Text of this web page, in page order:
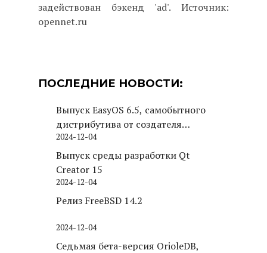
задействован бэкенд 'ad'. Источник:
opennet.ru
ПОСЛЕДНИЕ НОВОСТИ:
Выпуск EasyOS 6.5, самобытного
дистрибутива от создателя
Puppy Linux
2024-12-04
Выпуск среды разработки Qt
Creator 15
2024-12-04
Релиз FreeBSD 14.2
2024-12-04
Седьмая бета-версия OrioleDB,